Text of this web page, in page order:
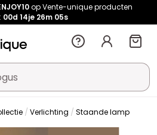
op Vente-unique producten
00d 14je 26m 05s
Verlichting Staande lamp